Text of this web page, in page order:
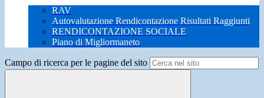
RAV
Autovalutazione Rendicontazione Risultati Raggiunti
RENDICONTAZIONE SOCIALE
Piano di Migliormaneto
Campo di ricerca per le pagine del sito